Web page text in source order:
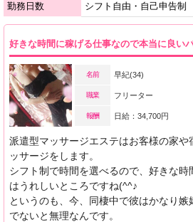
勤務日数
シフト自由・自己申告制
好きな時間に稼げる仕事なので本当に良い
名前 早紀(34)
職業 フリーター
報酬 日給：34,700円
派遣型マッサージエステはお客様の家や
ッサージをします。
シフト制で時間を選べるので、好きな
はうれしいところですね(^^♪
というのも、今、同棲中で彼はかなり
でないと無理なんです。